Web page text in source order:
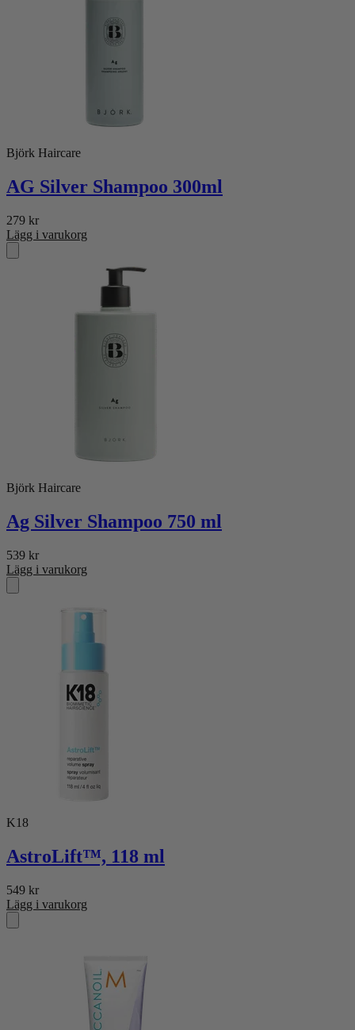
Björk Haircare
AG Silver Shampoo 300ml
279 kr
Lägg i varukorg
Björk Haircare
Ag Silver Shampoo 750 ml
539 kr
Lägg i varukorg
K18
AstroLift™, 118 ml
549 kr
Lägg i varukorg